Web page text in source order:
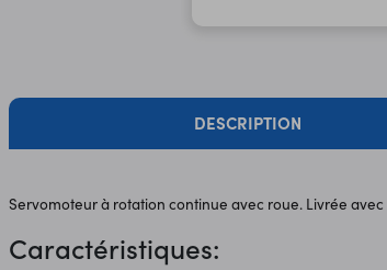
DESCRIPTION
Servomoteur à rotation continue avec roue. Livrée
Caractéristiques: